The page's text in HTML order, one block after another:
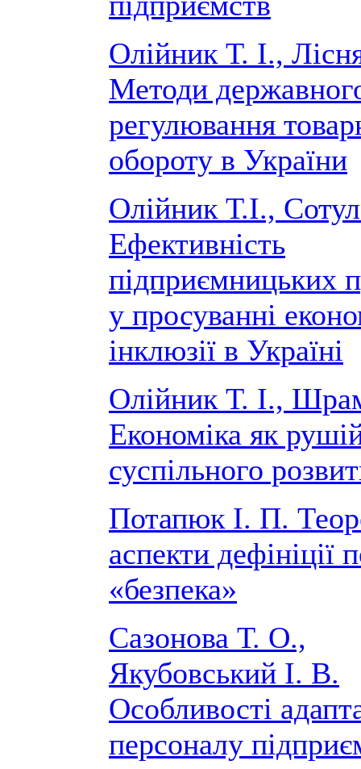
Олійник Т. І.,
Методи
регулювання
обороту в України
Олійник Т.І.,
Ефективність
підприємницьких
у просуванні
інклюзії в Україні
Олійник Т. І.,
Економіка як
суспільного
Потапюк І. П.
аспекти дефініції
«безпека»
Сазонова Т. О.,
Якубовський І. В.
Особливості
персоналу